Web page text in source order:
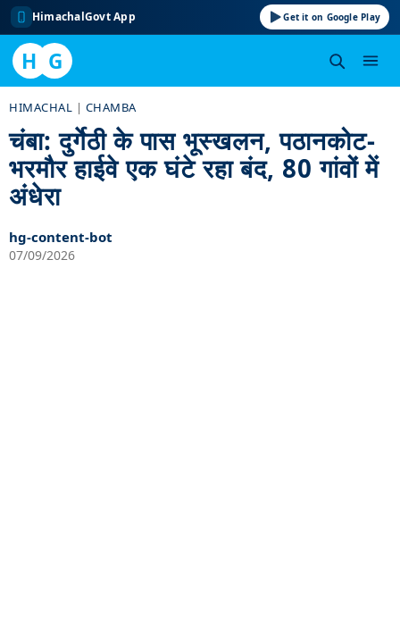
HimachalGovt App Get it on Google Play
H G
content
HIMACHAL | CHAMBA
चंबा: दुर्गेठी के पास भूस्खलन, पठानकोट-
भरमौर हाईवे एक घंटे रहा बंद, 80 गांवों में
अंधेरा
hg-content-bot
07/09/2026